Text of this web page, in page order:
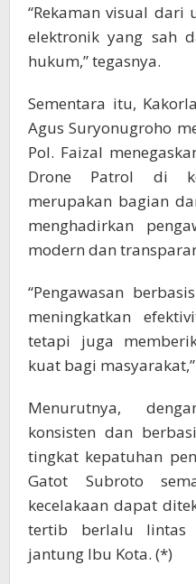
“Rekaman visual
elektronik yang sah
hukum,” tegasnya.
Sementara itu,
Agus Suryonugroho
Pol. Faizal
Drone Patrol di
merupakan bagian
menghadirkan
modern dan
“Pengawasan
meningkatkan
tetapi juga
kuat bagi
Menurutnya,
konsisten dan
tingkat kepatuhan
Gatot Subroto
kecelakaan dapat
tertib berlalu lintas
jantung Ibu Kota. (*)